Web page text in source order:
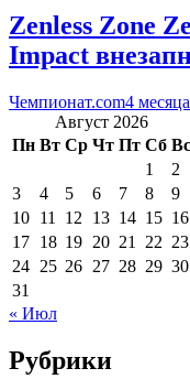
Zenless Zone
Impact
Чемпионат.com4
Август 2026
Пн Вт Ср Чт Пт Сб Вс
1
2
3
4 5 6 7 8
9
10 11 12 13 14 15 16
17 18 19 20 21 22 23
24 25 26 27 28 29 30
31
« Июл
Рубрики